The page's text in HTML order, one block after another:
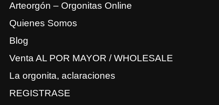
Arteorgón – Orgonitas Online
Quienes Somos
Blog
Venta AL POR MAYOR / WHOLESALE
La orgonita, aclaraciones
REGISTRASE